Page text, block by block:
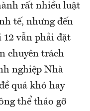
rất nhiều luật
tế, nhưng đến
vẫn phải đặt
chuyên trách
nghiệp Nhà
quá khó hay
thể tháo gỡ